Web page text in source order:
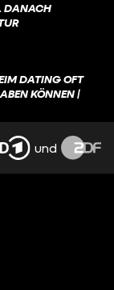
DANACH
DATING OFT
KÖNNEN |
|
und